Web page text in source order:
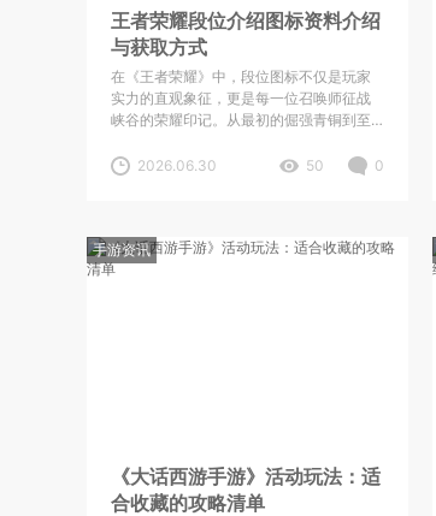
王者荣耀段位介绍图标资料介绍
与获取方式
在《王者荣耀》中，段位图标不仅是玩家
实力的直观象征，更是每一位召唤师征战
峡谷的荣耀印记。从最初的倔强青铜到至
同的游戏理解与操作水平。近期，不少玩
2026.06.30 50 0
手游资讯
《大话西游手游》活动玩法：适
合收藏的攻略清单